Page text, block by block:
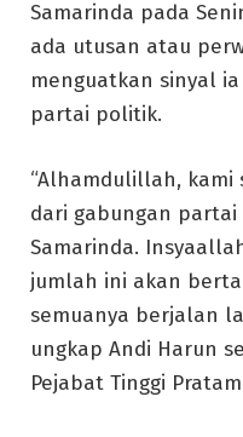
Samarinda pada
ada utusan atau
menguatkan sinyal
partai politik.
“Alhamdulillah, kami
dari gabungan partai
Samarinda.
jumlah ini akan
semuanya berjalan
ungkap Andi Harun
Pejabat Tinggi